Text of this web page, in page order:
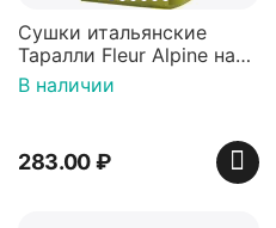
Сушки итальянские
Таралли Fleur Alpine на
оливковом масле
первого холодного
В наличии
283.00₽